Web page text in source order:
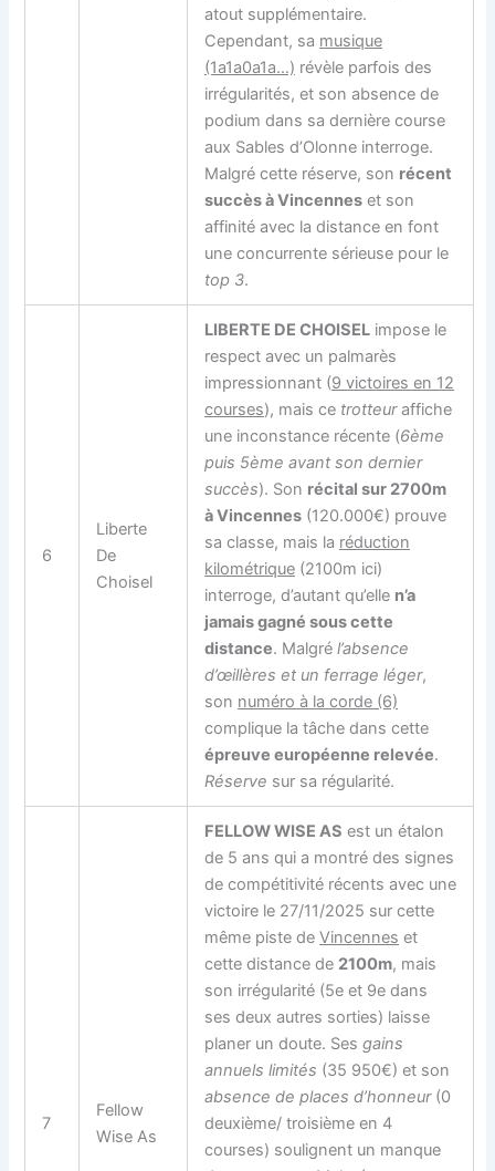
atout supplémentaire.
Cependant, sa musique
(1a1a0a1a…) révèle parfois des
irrégularités, et son absence de
podium dans sa dernière course
aux Sables d’Olonne interroge.
Malgré cette réserve, son récent
succès à Vincennes et son
affinité avec la distance en font
une concurrente sérieuse pour le
top 3.
6
Liberte
De
Choisel
LIBERTE DE CHOISEL impose le
respect avec un palmarès
impressionnant (9 victoires en 12
courses), mais ce trotteuraffiche
une inconstance récente (6ème
puis 5ème avant son dernier
succès). Son récital sur 2700m
à Vincennes (120.000€) prouve
sa classe, mais la réduction
kilométrique (2100m ici)
interroge, d’autant qu’elle n’a
jamais gagné sous cette
distance. Malgrél’absence
d’œillères et un ferrage léger,
son numéro à la corde (6)
complique la tâche dans cette
épreuve européenne relevée.
Réserve sur sa régularité.
7
Fellow
Wise As
FELLOW WISE AS est un étalon
de 5 ans qui a montré des signes
de compétitivité récents avec une
victoire le 27/11/2025 sur cette
même piste deVincennes et
cette distance de 2100m, mais
son irrégularité (5e et 9e dans
ses deux autres sorties) laisse
planer un doute. Sesgains
annuels limités (35 950€) et son
absence de places d’honneur(0
deuxième/ troisième en 4
courses) soulignent un manque